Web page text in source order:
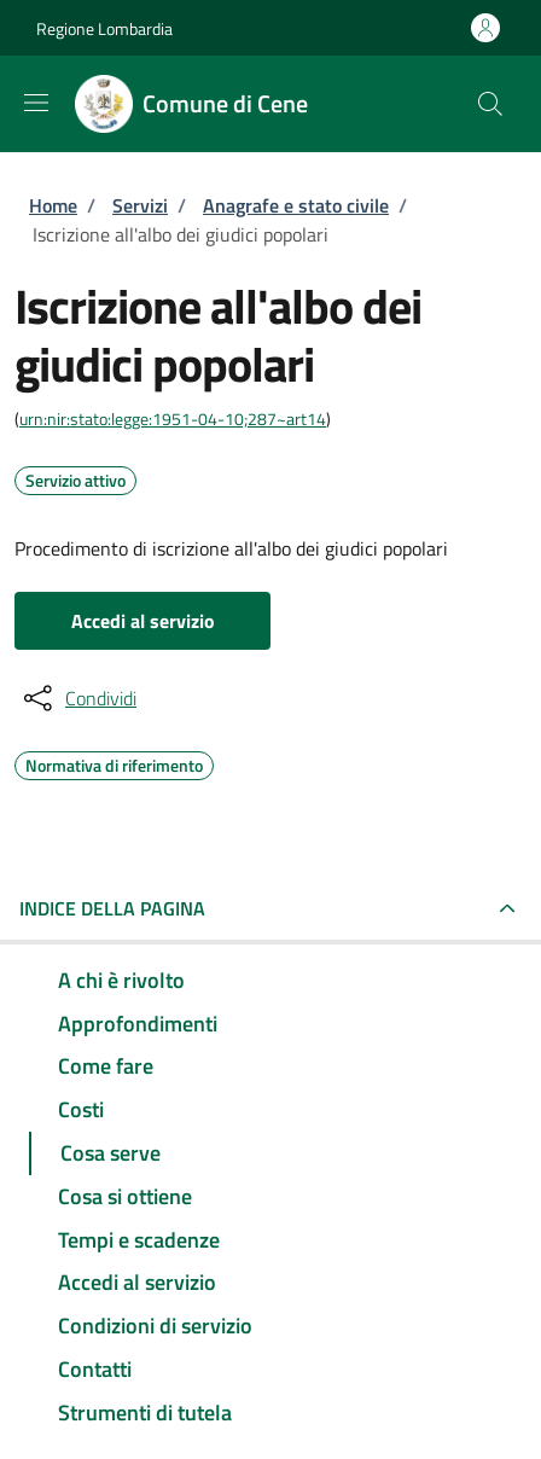
Regione Lombardia
Comune di Cene
Briciole di pane
Home / Servizi / Anagrafe e stato civile /
Iscrizione all'albo dei giudici popolari
Iscrizione all'albo dei
giudici popolari
(urn:nir:stato:legge:1951-04-10;287~art14)
Servizio attivo
Procedimento di iscrizione all'albo dei giudici popolari
Accedi al servizio
Condividi
Normativa di riferimento
INDICE DELLA PAGINA
A chi è rivolto
Approfondimenti
Come fare
Costi
Cosa serve
Cosa si ottiene
Tempi e scadenze
Accedi al servizio
Condizioni di servizio
Contatti
Strumenti di tutela